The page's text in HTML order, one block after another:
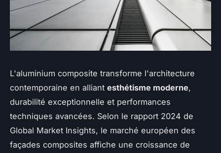
L'aluminium composite transforme l'architecture
contemporaine en alliant esthétisme moderne,
durabilité exceptionnelle et performances
techniques avancées. Selon le rapport 2024 de
Global Market Insights, le marché européen des
façades composites affiche une croissance de